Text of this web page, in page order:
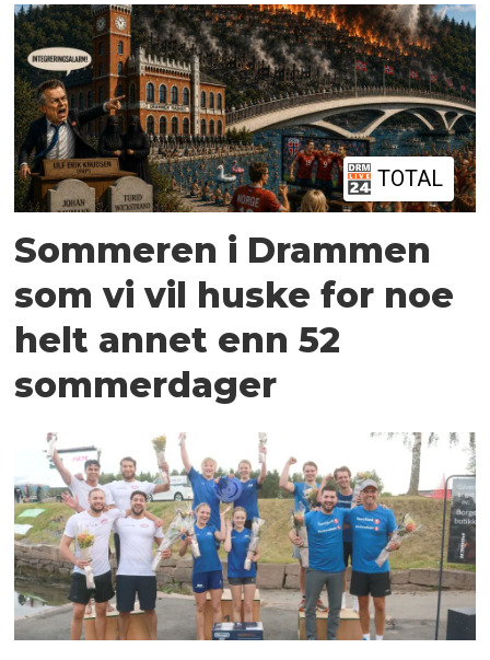
TOTAL
Sommeren i Drammen
som vi vil huske for noe
helt annet enn 52
sommerdager